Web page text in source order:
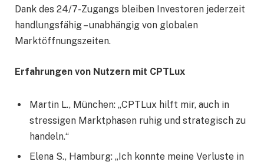
Dank des 24/7-Zugangs bleiben Investoren jederzeit
handlungsfähig – unabhängig von globalen
Marktöffnungszeiten.
Erfahrungen von Nutzern mit CPTLux
Martin L., München: „CPTLux hilft mir, auch in
stressigen Marktphasen ruhig und strategisch zu
handeln.“
Elena S., Hamburg: „Ich konnte meine Verluste in